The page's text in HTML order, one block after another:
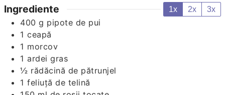
Ingrediente 1x 2x 3x
400 g pipote de pui
1 ceapă
1 morcov
1 ardei gras
½ rădăcină de pătrunjel
1 feliuţă de telină